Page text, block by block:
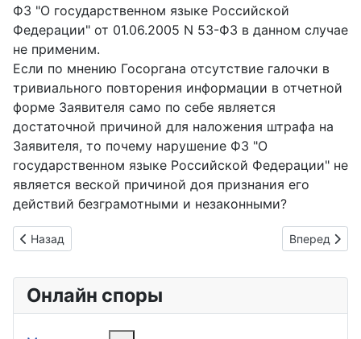
ФЗ "О государственном языке Российской
Федерации" от 01.06.2005 N 53-ФЗ в данном случае
не применим.
Если по мнению Госоргана отсутствие галочки в
тривиального повторения информации в отчетной
форме Заявителя само по себе является
достаточной причиной для наложения штрафа на
Заявителя, то почему нарушение ФЗ "О
государственном языке Российской Федерации" не
является веской причиной доя признания его
действий безграмотными и незаконными?
Предыдущий: Для повышения мобильности
Назад Следующий:
Вперед
Онлайн споры